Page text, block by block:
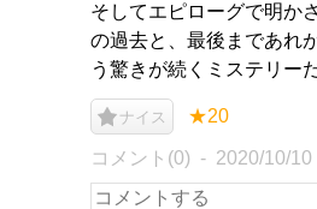
そしてエピローグで明か
の過去と、最後まであれ
う驚きが続くミステリー
ナイス ★20
コメント(0) 2020/10/10